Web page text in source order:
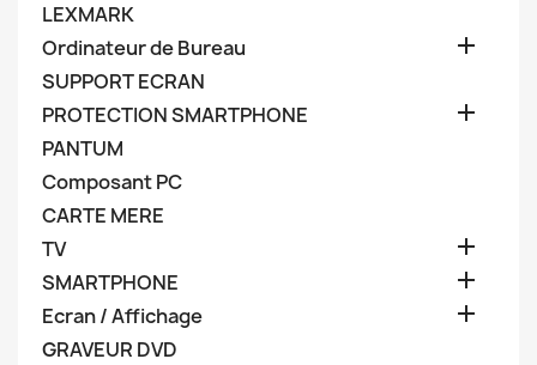
LEXMARK
Ordinateur de Bureau

SUPPORT ECRAN
PROTECTION SMARTPHONE

PANTUM
Composant PC
CARTE MERE
TV

SMARTPHONE 
Ecran / Affichage 
GRAVEUR DVD